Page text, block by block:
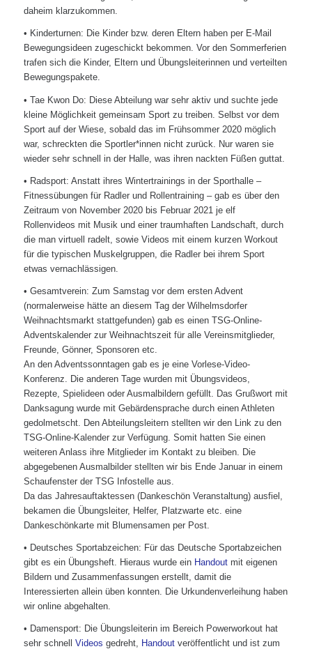
daheim klarzukommen.
• Kinderturnen: Die Kinder bzw. deren Eltern haben per E-Mail
Bewegungsideen zugeschickt bekommen. Vor den Sommerferien
trafen sich die Kinder, Eltern und Übungsleiterinnen und verteilten
Bewegungspakete.
• Tae Kwon Do: Diese Abteilung war sehr aktiv und suchte jede
kleine Möglichkeit gemeinsam Sport zu treiben. Selbst vor dem
Sport auf der Wiese, sobald das im Frühsommer 2020 möglich
war, schreckten die Sportler*innen nicht zurück. Nur waren sie
wieder sehr schnell in der Halle, was ihren nackten Füßen guttat.
• Radsport: Anstatt ihres Wintertrainings in der Sporthalle –
Fitnessübungen für Radler und Rollentraining – gab es über den
Zeitraum von November 2020 bis Februar 2021 je elf
Rollenvideos mit Musik und einer traumhaften Landschaft, durch
die man virtuell radelt, sowie Videos mit einem kurzen Workout
für die typischen Muskelgruppen, die Radler bei ihrem Sport
etwas vernachlässigen.
• Gesamtverein: Zum Samstag vor dem ersten Advent
(normalerweise hätte an diesem Tag der Wilhelmsdorfer
Weihnachtsmarkt stattgefunden) gab es einen TSG-Online-
Adventskalender zur Weihnachtszeit für alle Vereinsmitglieder,
Freunde, Gönner, Sponsoren etc.
An den Adventssonntagen gab es je eine Vorlese-Video-
Konferenz. Die anderen Tage wurden mit Übungsvideos,
Rezepte, Spielideen oder Ausmalbildern gefüllt. Das Grußwort mit
Danksagung wurde mit Gebärdensprache durch einen Athleten
gedolmetscht. Den Abteilungsleitern stellten wir den Link zu den
TSG-Online-Kalender zur Verfügung. Somit hatten Sie einen
weiteren Anlass ihre Mitglieder im Kontakt zu bleiben. Die
abgegebenen Ausmalbilder stellten wir bis Ende Januar in einem
Schaufenster der TSG Infostelle aus.
Da das Jahresauftaktessen (Dankeschön Veranstaltung) ausfiel,
bekamen die Übungsleiter, Helfer, Platzwarte etc. eine
Dankeschönkarte mit Blumensamen per Post.
• Deutsches Sportabzeichen: Für das Deutsche Sportabzeichen
gibt es ein Übungsheft. Hieraus wurde ein Handoutmit eigenen
Bildern und Zusammenfassungen erstellt, damit die
Interessierten allein üben konnten. Die Urkundenverleihung haben
wir online abgehalten.
• Damensport: Die Übungsleiterin im Bereich Powerworkout hat
sehr schnell Videos gedreht, Handoutveröffentlicht und ist zum